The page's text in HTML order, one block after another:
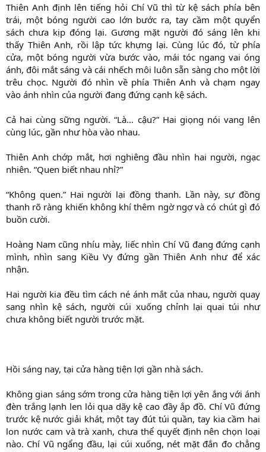
Thiên Anh định lên tiếng hỏi Chí Vũ thì từ kệ sách phía bên
trái, một bóng người cao lớn bước ra, tay cầm một quyển
sách chưa kịp đóng lại. Gương mặt người đó sáng lên khi
thấy Thiên Anh, rồi lập tức khựng lại. Cùng lúc đó, từ phía
cửa, một bóng người vừa bước vào, mái tóc ngang vai óng
ánh, đôi mắt sáng và cái nhếch môi luôn sẵn sàng cho một lời
trêu chọc. Người đó nhìn về phía Thiên Anh và chạm ngay
vào ánh nhìn của người đang đứng cạnh kệ sách.
Cả hai cùng sững người. “Là… cậu?” Hai giọng nói vang lên
cùng lúc, gần như hòa vào nhau.
Thiên Anh chớp mắt, hơi nghiêng đầu nhìn hai người, ngạc
nhiên. “Quen biết nhau nhỉ?”
“Không quen.” Hai người lại đồng thanh. Lần này, sự đồng
thanh rõ ràng khiến không khí thêm ngờ ngợ và có chút gì đó
buồn cười.
Hoàng Nam cũng nhíu mày, liếc nhìn Chí Vũ đang đứng cạnh
mình, nhìn sang Kiều Vy đứng gần Thiên Anh như để xác
nhận.
Hai người kia đều tìm cách né ánh mắt của nhau, người quay
sang nhìn kệ sách, người cúi xuống chỉnh lại quai túi như
chưa không biết người trước mặt.
Hồi sáng nay, tại cửa hàng tiện lợi gần nhà sách.
Không gian sáng sớm trong cửa hàng tiện lợi yên ắng với ánh
đèn trắng lạnh len lỏi qua dãy kệ cao đầy ắp đồ. Chí Vũ đứng
trước kệ nước giải khát, một tay đút túi quần, tay kia cầm hai
lon nước cam và trà xanh, chưa thể quyết định nên chọn loại
nào. Chí Vũ ngẩng đầu, lại cúi xuống, nét mặt đắn đo chẳng